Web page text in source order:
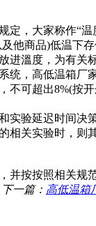
定，大家称作“
他商品)低温下
进溫度，为有
统，高低温箱
可超出8%(按
验延迟时间决
相关实验时，
按按照相关规
下一篇： 高低温箱